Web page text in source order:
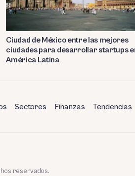
Ciudad de México entre las mejores
ciudades para desarrollar startups
América Latina
Sectores Finanzas Tendencias
reservados.